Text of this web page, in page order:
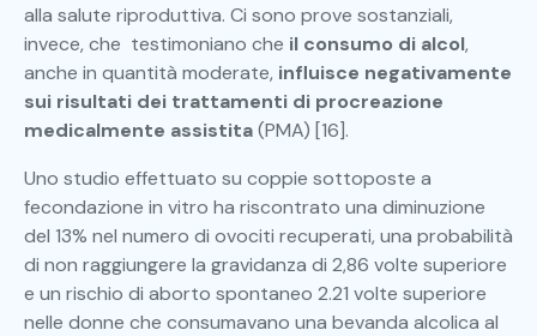
alla salute riproduttiva. Ci sono prove sostanziali,
invece, che testimoniano che il consumo di alcol,
anche in quantità moderate, influisce negativamente
sui risultati dei trattamenti di procreazione
medicalmente assistita(PMA) [16].
Uno studio effettuato su coppie sottoposte a
fecondazione in vitro ha riscontrato una diminuzione
del 13% nel numero di ovociti recuperati, una probabilità
di non raggiungere la gravidanza di 2,86 volte superiore
e un rischio di aborto spontaneo 2.21 volte superiore
nelle donne che consumavano una bevanda alcolica al